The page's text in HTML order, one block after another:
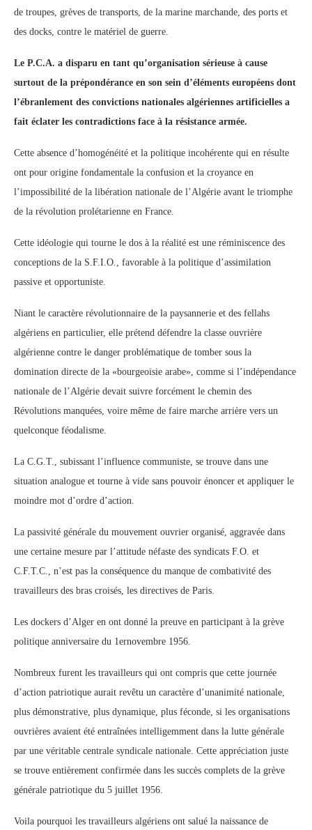
de troupes, grèves de transports, de la marine marchande, des ports et
des docks, contre le matériel de guerre.
Le P.C.A. a disparu en tant qu’organisation sérieuse à cause
surtout de la prépondérance en son sein d’éléments européens dont
l’ébranlement des convictions nationales algériennes artificielles a
fait éclater les contradictions face à la résistance armée.
Cette absence d’homogénéité et la politique incohérente qui en résulte
ont pour origine fondamentale la confusion et la croyance en
l’impossibilité de la libération nationale de l’Algérie avant le triomphe
de la révolution prolétarienne en France.
Cette idéologie qui tourne le dos à la réalité est une réminiscence des
conceptions de la S.F.I.O., favorable à la politique d’assimilation
passive et opportuniste.
Niant le caractère révolutionnaire de la paysannerie et des fellahs
algériens en particulier, elle prétend défendre la classe ouvrière
algérienne contre le danger problématique de tomber sous la
domination directe de la «bourgeoisie arabe», comme si l’indépendance
nationale de l’Algérie devait suivre forcément le chemin des
Révolutions manquées, voire même de faire marche arrière vers un
quelconque féodalisme.
La C.G.T., subissant l’influence communiste, se trouve dans une
situation analogue et tourne à vide sans pouvoir énoncer et appliquer le
moindre mot d’ordre d’action.
La passivité générale du mouvement ouvrier organisé, aggravée dans
une certaine mesure par l’attitude néfaste des syndicats F.O. et
C.F.T.C., n’est pas la conséquence du manque de combativité des
travailleurs des bras croisés, les directives de Paris.
Les dockers d’Alger en ont donné la preuve en participant à la grève
politique anniversaire du 1ernovembre 1956.
Nombreux furent les travailleurs qui ont compris que cette journée
d’action patriotique aurait revêtu un caractère d’unanimité nationale,
plus démonstrative, plus dynamique, plus féconde, si les organisations
ouvrières avaient été entraînées intelligemment dans la lutte générale
par une véritable centrale syndicale nationale. Cette appréciation juste
se trouve entièrement confirmée dans les succès complets de la grève
générale patriotique du 5 juillet 1956.
Voila pourquoi les travailleurs algériens ont salué la naissance de